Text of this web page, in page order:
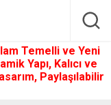
Temelli ve Yeni
Yapı, Kalıcı ve
Paylaşılabilir